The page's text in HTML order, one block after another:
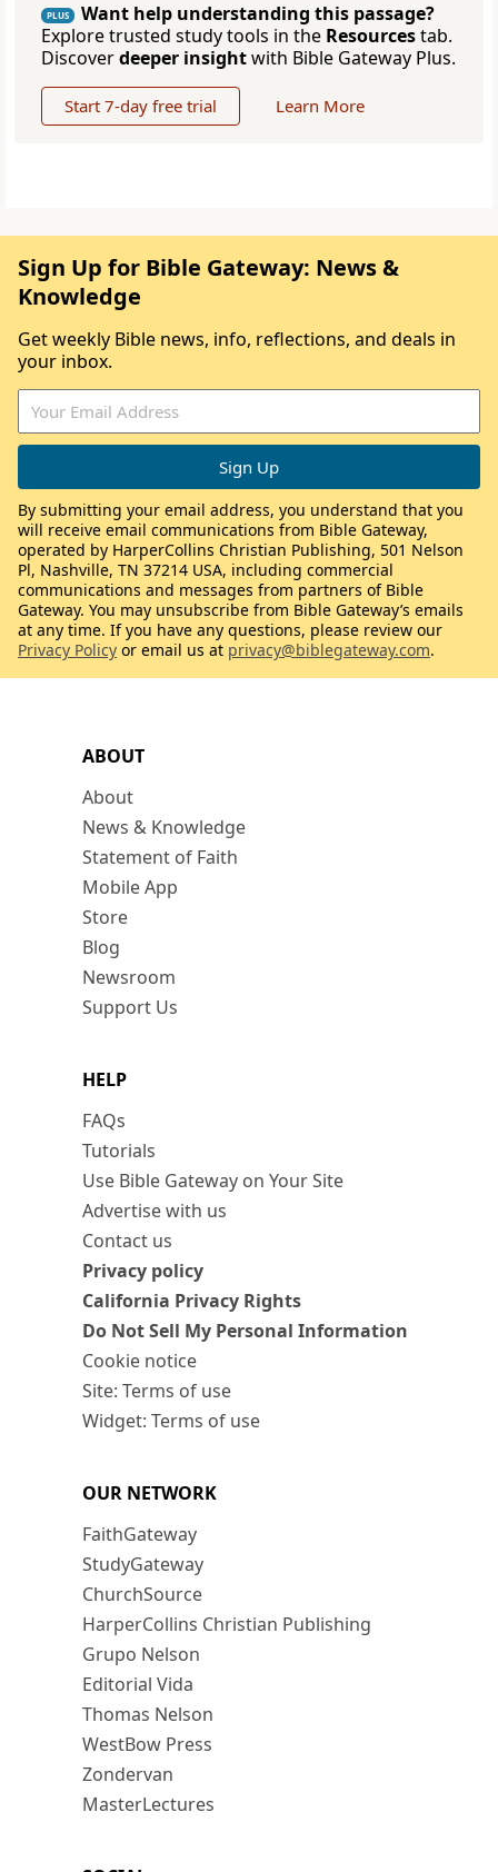
PLUS
Want help understanding this passage?
Explore trusted study tools in the Resourcestab.
Discoverdeeper insightwith Bible Gateway Plus.
Start 7-day free trial Learn More
ABOUT
About
News & Knowledge
Statement of Faith
Mobile App
Store
Blog
Newsroom
Support Us
HELP
FAQs
Tutorials
Use Bible Gateway on Your Site
Advertise with us
Contact us
Privacy policy
California Privacy Rights
Do Not Sell My Personal Information
Cookie notice
Site: Terms of use
Widget: Terms of use
OUR NETWORK
FaithGateway
StudyGateway
ChurchSource
HarperCollins Christian Publishing
Grupo Nelson
Editorial Vida
Thomas Nelson
WestBow Press
Zondervan
MasterLectures
Sign Up for Bible Gateway: News &
Knowledge
Get weekly Bible news, info, reflections, and deals in
your inbox.
By submitting your email address, you understand that you
will receive email communications from Bible Gateway,
operated by HarperCollins Christian Publishing, 501 Nelson
Pl, Nashville, TN 37214 USA, including commercial
communications and messages from partners of Bible
Gateway. You may unsubscribe from Bible Gateway’s emails
at any time. If you have any questions, please review our
Privacy Policy or email us at privacy@biblegateway.com.